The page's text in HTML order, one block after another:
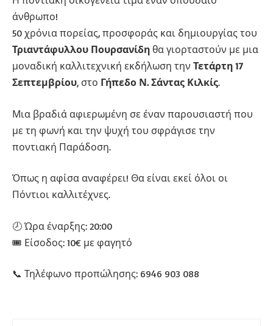
άνθρωπο!
50 χρόνια πορείας, προσφοράς και δημιουργίας του
Τριαντάφυλλου Πουρσανίδη θα γιορταστούν με μια
μοναδική καλλιτεχνική εκδήλωση την Τετάρτη 17
Σεπτεμβρίου, στο Γήπεδο Ν. Σάντας Κιλκίς.
Μια βραδιά αφιερωμένη σε έναν παρουσιαστή που
με τη φωνή και την ψυχή του σφράγισε την
ποντιακή Παράδοση.
Όπως η αφίσα αναφέρει! Θα είναι εκεί όλοι οι
Πόντιοι καλλιτέχνες.
🕗 Ώρα έναρξης: 20:00
🎟️ Είσοδος: 10€ με φαγητό
📞 Τηλέφωνο προπώλησης: 6946 903 088